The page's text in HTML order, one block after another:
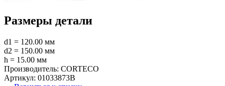
Размеры детали
d1 = 120.00 мм
d2 = 150.00 мм
h = 15.00 мм
Производитель: CORTECO
Артикул: 01033873B